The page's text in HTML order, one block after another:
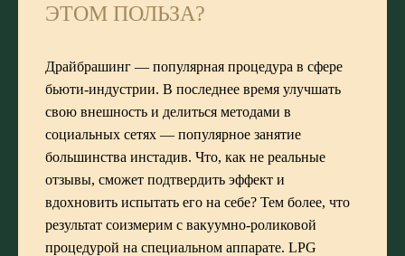
ЭТОМ ПОЛЬЗА?
Драйбрашинг — популярная процедура в сфере
бьюти-индустрии. В последнее время улучшать
свою внешность и делиться методами в
социальных сетях — популярное занятие
большинства инстадив. Что, как не реальные
отзывы, сможет подтвердить эффект и
вдохновить испытать его на себе? Тем более, что
результат соизмерим с вакуумно-роликовой
процедурой на специальном аппарате. LPG